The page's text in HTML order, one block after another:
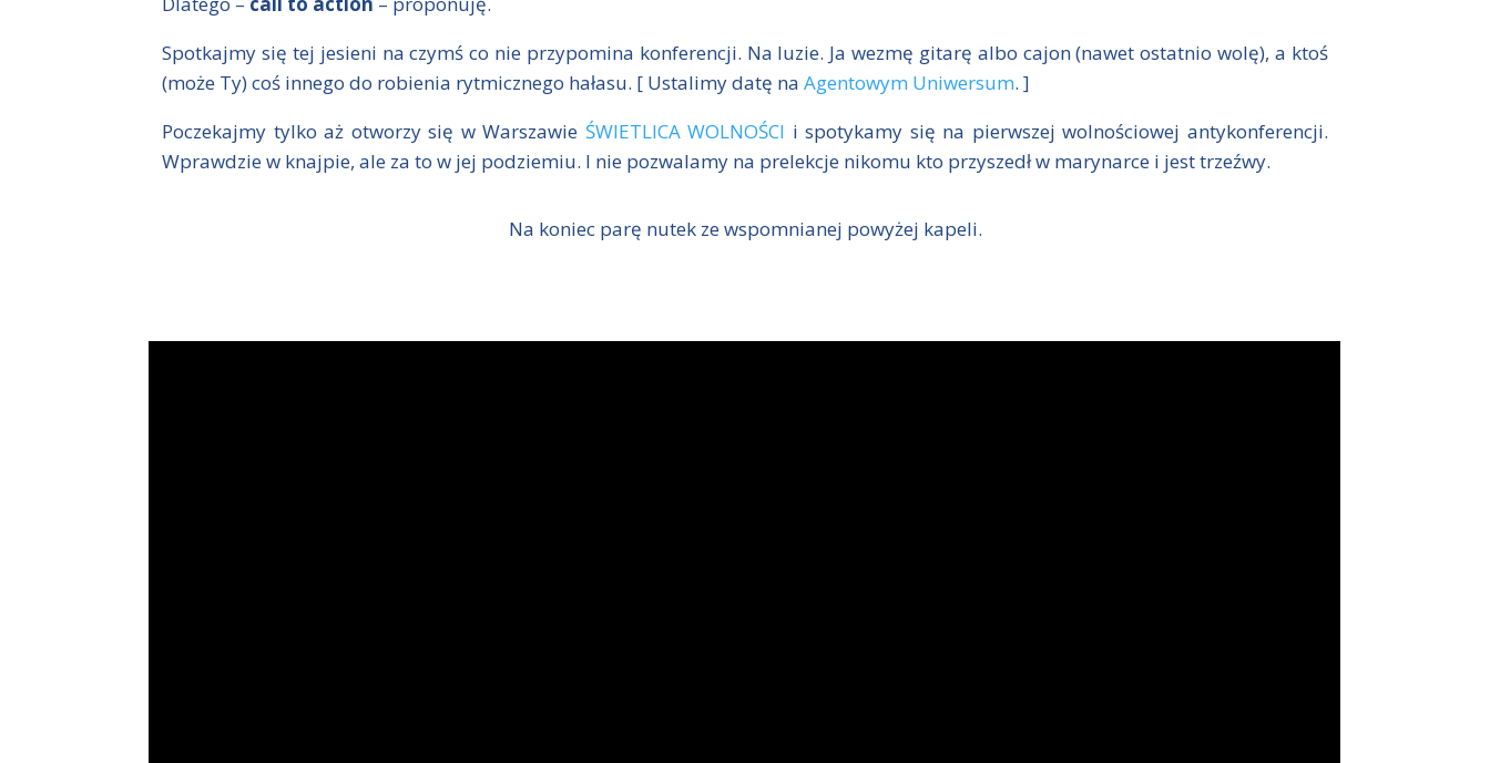
Spotkajmy się tej jesieni na czymś co nie przypomina konferencji. Na luzie. Ja wezmę gitarę albo cajon (nawet ostatnio wolę), a ktoś
(może Ty) coś innego do robienia rytmicznego hałasu. [ Ustalimy datę naAgentowym Uniwersum. ]
Poczekajmy tylko aż otworzy się w Warszawie ŚWIETLICA WOLNOŚCI i spotykamy się na pierwszej wolnościowej antykonferencji.
Wprawdzie w knajpie, ale za to w jej podziemiu. I nie pozwalamy na prelekcje nikomu kto przyszedł w marynarce i jest trzeźwy.
Na koniec parę nutek ze wspomnianej powyżej kapeli.